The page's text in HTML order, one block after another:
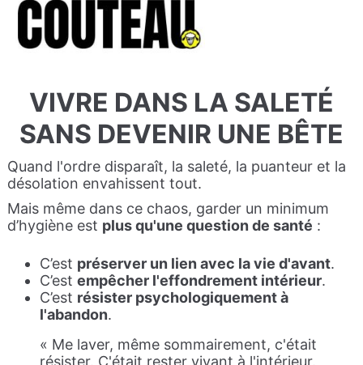
VIVRE DANS LA SALETÉ
SANS DEVENIR UNE BÊTE
Quand l'ordre disparaît, la saleté, la puanteur et la
désolation envahissent tout.
Mais même dans ce chaos, garder un minimum
d’hygiène est plus qu'une question de santé :
C’est préserver un lien avec la vie d'avant.
C’est empêcher l'effondrement intérieur.
C’est résister psychologiquement à
l'abandon.
« Me laver, même sommairement, c'était
résister. C'était rester vivant à l'intérieur.